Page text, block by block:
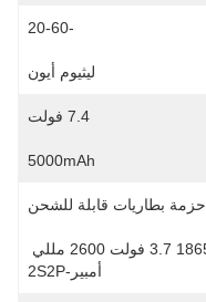
-20-60
ليثيوم أيون
7.4 فولت
5000mAh
حزمة بطاريات قابلة للشحن
أمبير-2S2P